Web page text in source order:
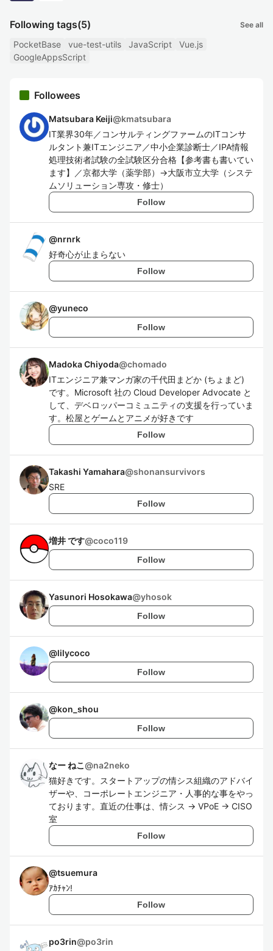
Following tags(5) See all
PocketBase vue-test-utils JavaScript
Vue.js
GoogleAppsScript
Followees
Matsubara Keiji@kmatsubara
IT業界30年／コンサルティングファームのITコンサ
ルタント兼ITエンジニア／中小企業診断士／IPA情報
処理技術者試験の全試験区分合格【参考書も書いてい
ます】／京都大学（薬学部）→大阪市立大学（システ
ムソリューション専攻・修士）
Follow
@nrnrk
好奇心が止まらない
Follow
@yuneco
Follow
Madoka Chiyoda@chomado
ITエンジニア兼マンガ家の千代田まどか (ちょまど)
です。Microsoft 社の Cloud Developer Advocate と
して、デベロッパーコミュニティの支援を行っていま
す。松屋とゲームとアニメが好きです
Follow
Takashi Yamahara@shonansurvivors
SRE
Follow
増井 です@coco119
Follow
Yasunori Hosokawa@yhosok
Follow
@lilycoco
Follow
@kon_shou
Follow
なー ねこ@na2neko
猫好きです。スタートアップの情シス組織のアドバイ
ザーや、コーポレートエンジニア・人事的な事をやっ
ております。直近の仕事は、情シス -> VPoE -> CISO
室
Follow
@tsuemura
ｱｶﾁｬﾝ!
Follow
po3rin@po3rin